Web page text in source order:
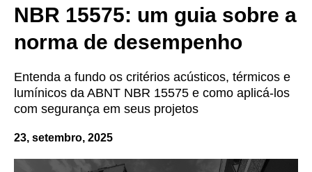
NBR 15575: um guia sobre a
norma de desempenho
Entenda a fundo os critérios acústicos, térmicos e
lumínicos da ABNT NBR 15575 e como aplicá-los
com segurança em seus projetos
23, setembro, 2025